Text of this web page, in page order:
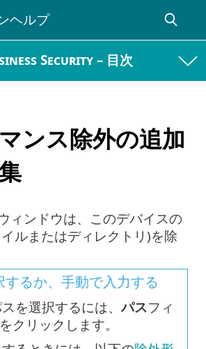
Security – 目次
ンス除外の追加
ィンドウは、このデバイスの
ルまたはディレクトリ)を除
するか、手動で入力する
を選択するには、パスフィ
をクリックします。